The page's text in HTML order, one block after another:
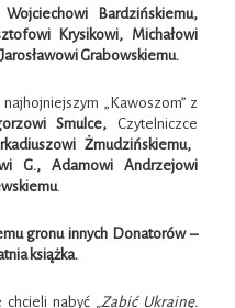
Bardzińskiemu,
Krysikowi, Michałowi
Jarosławowi Grabowskiemu.
„Kawoszom” z
Smulce, Czytelniczce
Żmudzińskiemu,
G., Adamowi Andrzejowi
.
gronu innych Donatorów –
książka.
nabyć „Zabić Ukrainę.